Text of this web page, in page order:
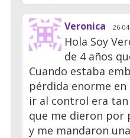
Veronica 26-
Hola Soy
de 4 años
Cuando estaba
pérdida enorme
ir al control era
que me dieron por
y me mandaron